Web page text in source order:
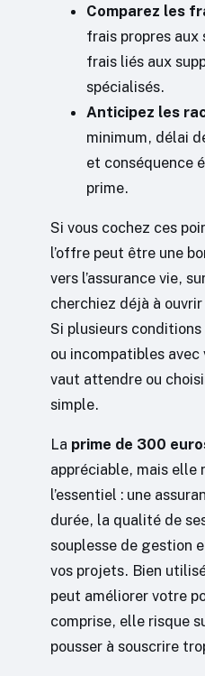
Comparez les
frais propres
frais liés aux
spécialisés.
Anticipez les
minimum, délai
et conséquence
prime.
Si vous cochez ces
l’offre peut être une
vers l’assurance vie,
cherchiez déjà à
Si plusieurs
ou incompatibles
vaut attendre ou
simple.
La prime de 300
appréciable, mais elle
l’essentiel : une
durée, la qualité de
souplesse de gestion
vos projets. Bien
peut améliorer votre
comprise, elle risque
pousser à souscrire